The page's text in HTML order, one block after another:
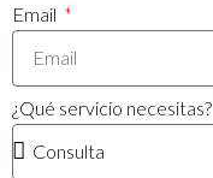
Email
¿Qué servicio necesitas?